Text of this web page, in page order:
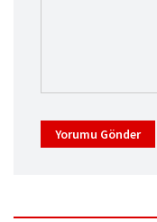
Yorumu Gönder